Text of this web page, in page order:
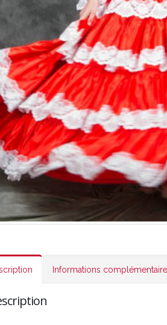
Informations